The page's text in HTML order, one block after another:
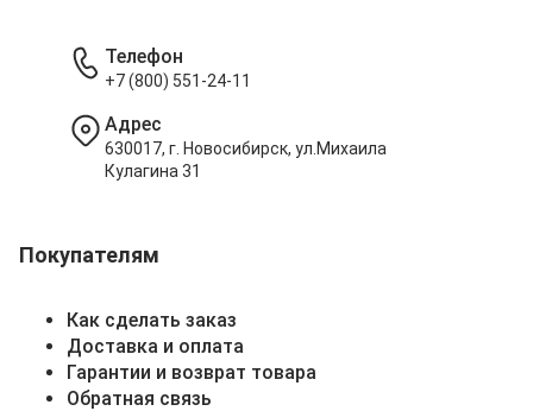
Покупателям
Как сделать заказ
Доставка и оплата
Гарантии и возврат товара
Обратная связь
Телефон
+7 (800) 551-24-11
Адрес
630017, г. Новосибирск, ул.Михаила
Кулагина 31